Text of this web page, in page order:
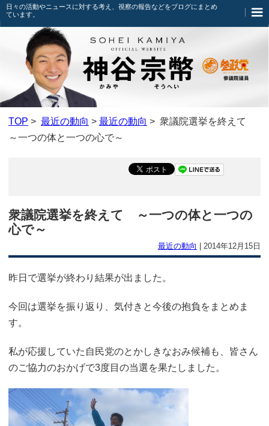
日々の活動やニュースに対する考え、視察の報告などをブログにまとめ
ています。
TOP > 最近の動向 > 最近の動向 > 衆議院選挙を終えて
～一つの体と一つの心で～
衆議院選挙を終えて ～一つの体と一つの
心で～
最近の動向 2014年12月15日
昨日で選挙が終わり結果が出ました。
今回は選挙を振り返り、気付きと今後の抱負をまとめま
す。
私が応援していた自民党のとかしきなおみ候補も、皆さん
のご協力のおかげで3度目の当選を果たしました。